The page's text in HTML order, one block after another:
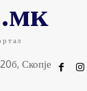
Скопје